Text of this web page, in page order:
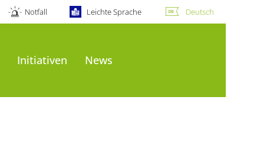
Notfall Leichte Sprache Deutsch
Initiativen News